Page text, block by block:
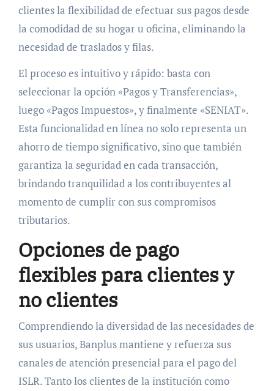
clientes la flexibilidad de efectuar sus pagos desde
la comodidad de su hogar u oficina, eliminando la
necesidad de traslados y filas.
El proceso es intuitivo y rápido: basta con
seleccionar la opción «Pagos y Transferencias»,
luego «Pagos Impuestos», y finalmente «SENIAT».
Esta funcionalidad en línea no solo representa un
ahorro de tiempo significativo, sino que también
garantiza la seguridad en cada transacción,
brindando tranquilidad a los contribuyentes al
momento de cumplir con sus compromisos
tributarios.
Opciones de pago
flexibles para clientes y
no clientes
Comprendiendo la diversidad de las necesidades de
sus usuarios, Banplus mantiene y refuerza sus
canales de atención presencial para el pago del
ISLR. Tanto los clientes de la institución como